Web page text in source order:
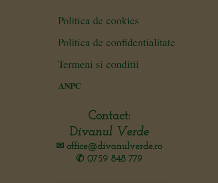
ANPC
Termeni si conditii
Politica de confidentialitate
Politica de cookies
Contact:
Divanul Verde
✉︎ office@divanulverde.ro
✆ 0759 848 779